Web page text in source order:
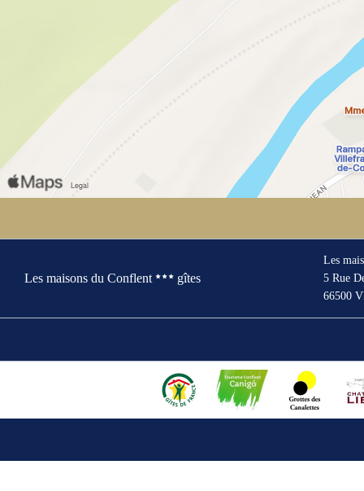
Les maisons du Conflent gîtes
Les
5 Rue
66500